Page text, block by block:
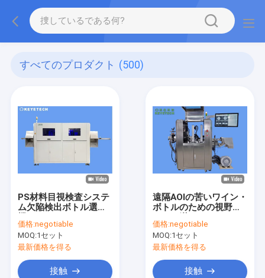
すべてのプロダクト (500)
PS材料目視検査システ
ム欠陥検出ボトル選別
価格:negotiable
MOQ:1セット
最新価格を得る
接触
遠隔AOIの苦いワイン・
ボトルのための視野に
の点検機械
価格:negotiable
MOQ:1セット
最新価格を得る
接触